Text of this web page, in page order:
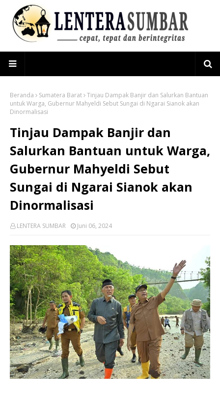
Beranda Sumatera Barat Tinjau Dampak Banjir dan Salurkan Bantuan
untuk Warga, Gubernur Mahyeldi Sebut Sungai di Ngarai Sianok akan
Dinormalisasi
Tinjau Dampak Banjir dan
Salurkan Bantuan untuk Warga,
Gubernur Mahyeldi Sebut
Sungai di Ngarai Sianok akan
Dinormalisasi
LENTERA SUMBAR Juni 06, 2024